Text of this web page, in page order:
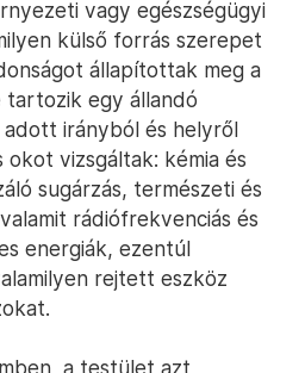
vagy egészségügyi
külső forrás szerepet
állapítottak meg a
egy állandó
adott irányból és helyről
vizsgáltak: kémia és
sugárzás, természeti és
rádiófrekvenciás és
energiák, ezentúl
rejtett eszköz
a testület azt